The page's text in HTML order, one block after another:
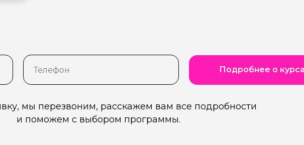
Подробнее о
мы перезвоним, расскажем вам все подробности
и поможем с выбором программы.